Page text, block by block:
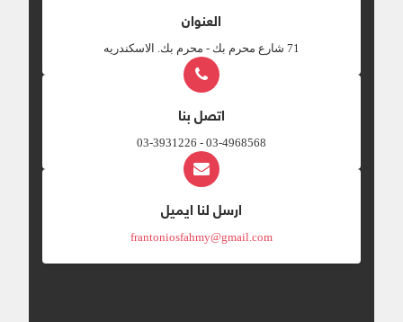
العنوان
‎71 شارع محرم بك - محرم بك. الاسكندريه
اتصل بنا
03-4968568 - 03-3931226
ارسل لنا ايميل
frantoniosfahmy@gmail.com